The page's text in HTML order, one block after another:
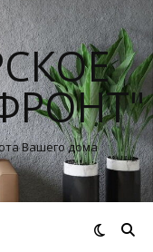
Вашего дома